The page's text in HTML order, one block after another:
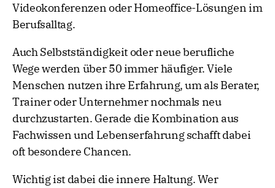
Videokonferenzen oder Homeoffice-Lösungen im
Berufsalltag.
Auch Selbstständigkeit oder neue berufliche
Wege werden über 50 immer häufiger. Viele
Menschen nutzen ihre Erfahrung, um als Berater,
Trainer oder Unternehmer nochmals neu
durchzustarten. Gerade die Kombination aus
Fachwissen und Lebenserfahrung schafft dabei
oft besondere Chancen.
Wichtig ist dabei die innere Haltung. Wer